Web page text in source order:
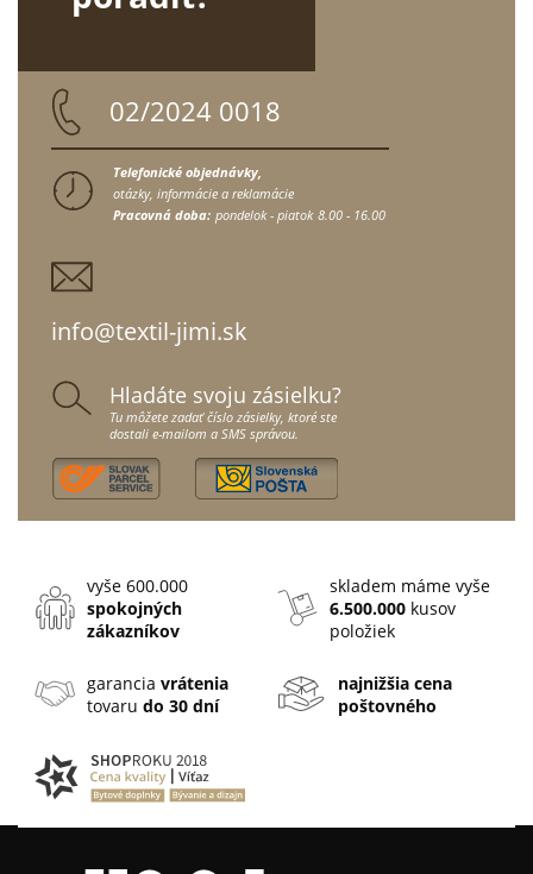
02/2024 0018
Telefonické objednávky,
otázky, informácie a reklamácie
Pracovná doba: pondelok - piatok 8.00 - 16.00
info@textil-jimi.sk
Hladáte svoju zásielku?
Tu môžete zadať číslo zásielky, ktoré ste
dostali e-mailom a SMS správou.
vyše 600.000
spokojných
zákazníkov
skladem máme vyše
6.500.000 kusov
položiek
garanciavrátenia
tovarudo 30 dní
najnižšia cena
poštovného